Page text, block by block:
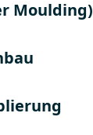
Moulding)